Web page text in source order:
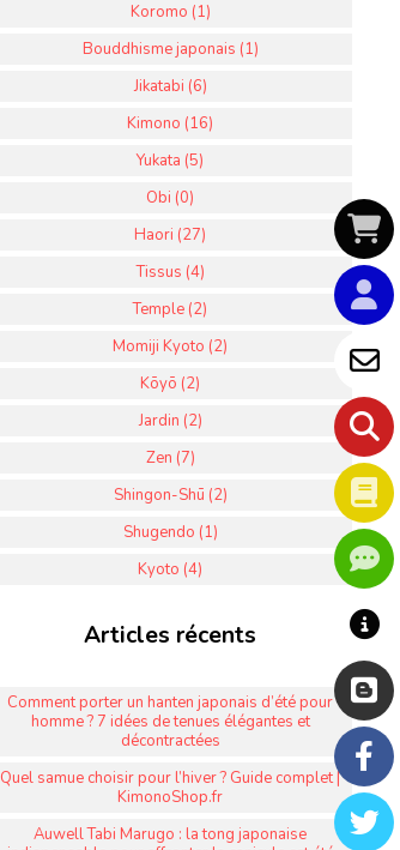
Koromo (1)
Bouddhisme japonais (1)
Jikatabi (6)
Kimono (16)
Yukata (5)
Obi (0)
Haori (27)
Tissus (4)
Temple (2)
Momiji Kyoto (2)
Kōyō (2)
Jardin (2)
Zen (7)
Shingon-Shū (2)
Shugendo (1)
Kyoto (4)
Articles récents
Comment porter un hanten japonais d’été pour
homme ? 7 idées de tenues élégantes et
décontractées
Quel samue choisir pour l’hiver ? Guide complet |
KimonoShop.fr
Auwell Tabi Marugo : la tong japonaise